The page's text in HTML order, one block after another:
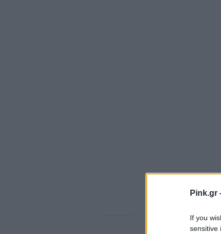
Pink.gr
If you
sensitive